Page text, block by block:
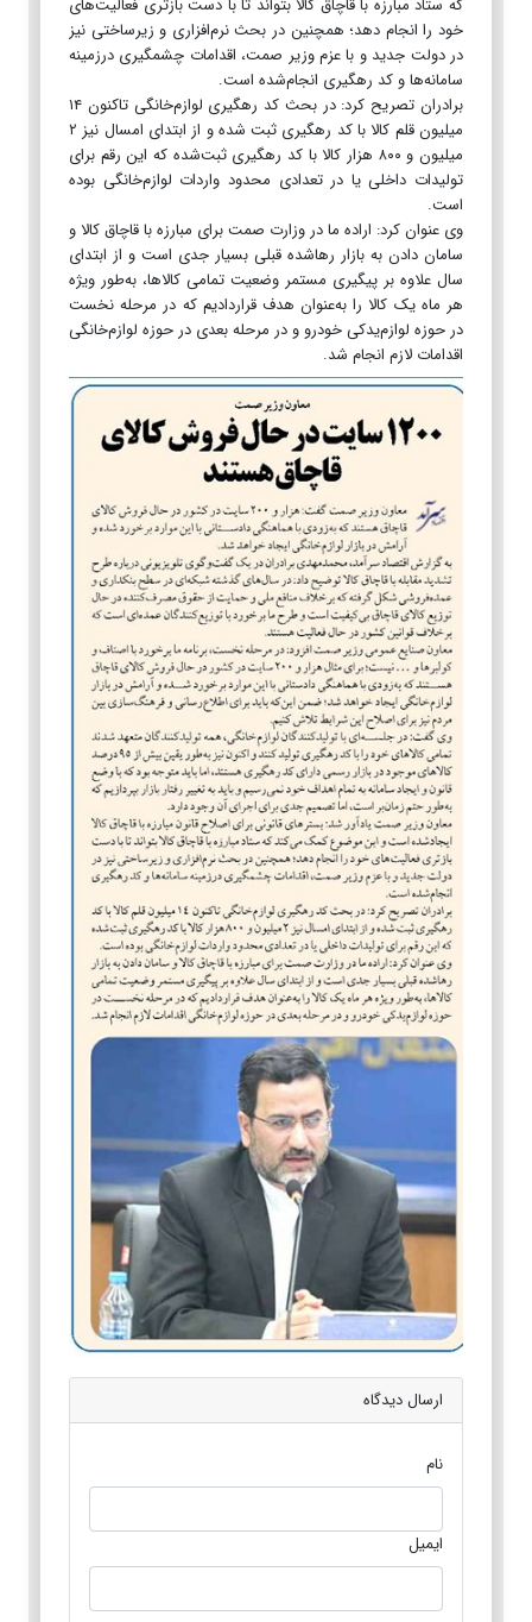
که ستاد مبارزه با قاچاق کالا بتواند تا با دست بازتری فعالیت‌های
خود را انجام دهد؛ همچنین در بحث نرم‌افزاری و زیرساختی نیز
در دولت جدید و با عزم وزیر صمت، اقدامات چشمگیری درزمینه
سامانه‌ها و کد رهگیری انجام‌شده است.
برادران تصریح کرد: در بحث کد رهگیری لوازم‌خانگی تاکنون ۱۴
میلیون قلم کالا با کد رهگیری ثبت شده و از ابتدای امسال نیز ۲
میلیون و ۸۰۰ هزار کالا با کد رهگیری ثبت‌شده که این رقم برای
تولیدات داخلی یا در تعدادی محدود واردات لوازم‌خانگی بوده
است.
وی عنوان کرد: اراده ما در وزارت صمت برای مبارزه با قاچاق کالا و
سامان دادن به بازار رهاشده قبلی بسیار جدی است و از ابتدای
سال علاوه بر پیگیری مستمر وضعیت تمامی کالاها، به‌طور ویژه
هر ماه یک کالا را به‌عنوان هدف قراردادیم که در مرحله نخست
در حوزه لوازم‌یدکی خودرو و در مرحله بعدی در حوزه لوازم‌خانگی
اقدامات لازم انجام شد.
ارسال دیدگاه
نام
ایمیل